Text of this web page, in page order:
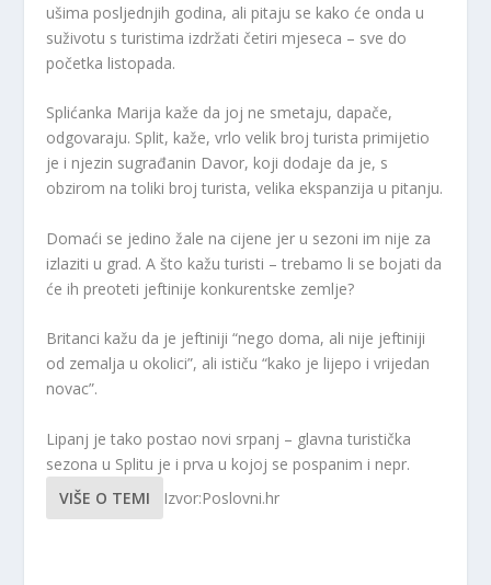
ušima posljednjih godina, ali pitaju se kako će onda u
suživotu s turistima izdržati četiri mjeseca – sve do
početka listopada.
Splićanka Marija kaže da joj ne smetaju, dapače,
odgovaraju. Split, kaže, vrlo velik broj turista primijetio
je i njezin sugrađanin Davor, koji dodaje da je, s
obzirom na toliki broj turista, velika ekspanzija u pitanju.
Domaći se jedino žale na cijene jer u sezoni im nije za
izlaziti u grad. A što kažu turisti – trebamo li se bojati da
će ih preoteti jeftinije konkurentske zemlje?
Britanci kažu da je jeftiniji “nego doma, ali nije jeftiniji
od zemalja u okolici”, ali ističu “kako je lijepo i vrijedan
novac”.
Lipanj je tako postao novi srpanj – glavna turistička
sezona u Splitu je i prva u kojoj se pospanim i nepr.
VIŠE O TEMI
Izvor:Poslovni.hr